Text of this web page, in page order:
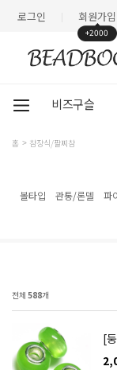
로그인 회원가입
+2000
비즈구슬
홈 참장식/팔찌참
볼타입 관통/론델 파
전체 588개
[